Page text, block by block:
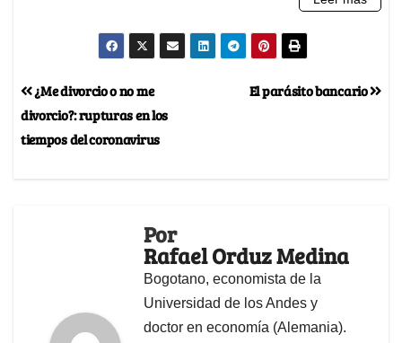
El parásito bancario
¿Me divorcio o no me
divorcio?: rupturas en los
tiempos del coronavirus
Por
Rafael Orduz Medina
Bogotano, economista de la
Universidad de los Andes y
doctor en economía (Alemania).